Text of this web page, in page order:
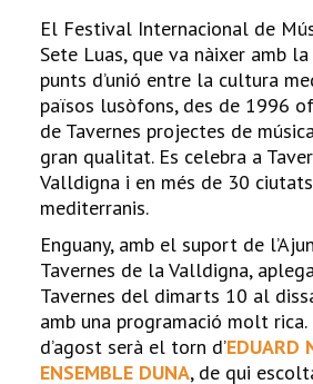
El Festival Internacional de
Sete Luas, que va nàixer amb
punts d’unió entre la cultura
països lusòfons, des de 1996
de Tavernes projectes de
gran qualitat. Es celebra a
Valldigna i en més de 30
mediterranis.
Enguany, amb el suport de
Tavernes de la Valldigna,
Tavernes del dimarts 10 al
amb una programació molt
d’agost serà el torn d’EDUARD
ENSEMBLE DUNA, de qui